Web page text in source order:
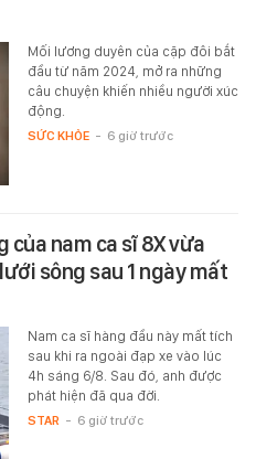
Mối lương duyên của cặp đôi bắt
đầu từ năm 2024, mở ra những
câu chuyện khiến nhiều người xúc
động.
SỨC KHỎE - 6 giờ trước
của nam ca sĩ 8X vừa
sông sau 1 ngày mất
Nam ca sĩ hàng đầu này mất tích
sau khi ra ngoài đạp xe vào lúc
4h sáng 6/8. Sau đó, anh được
phát hiện đã qua đời.
STAR - 6 giờ trước